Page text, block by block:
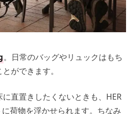
。日常のバッグやリュックはもち
ができます。
直置きしたくないときも、HER
荷物を浮かせられます。ちなみ